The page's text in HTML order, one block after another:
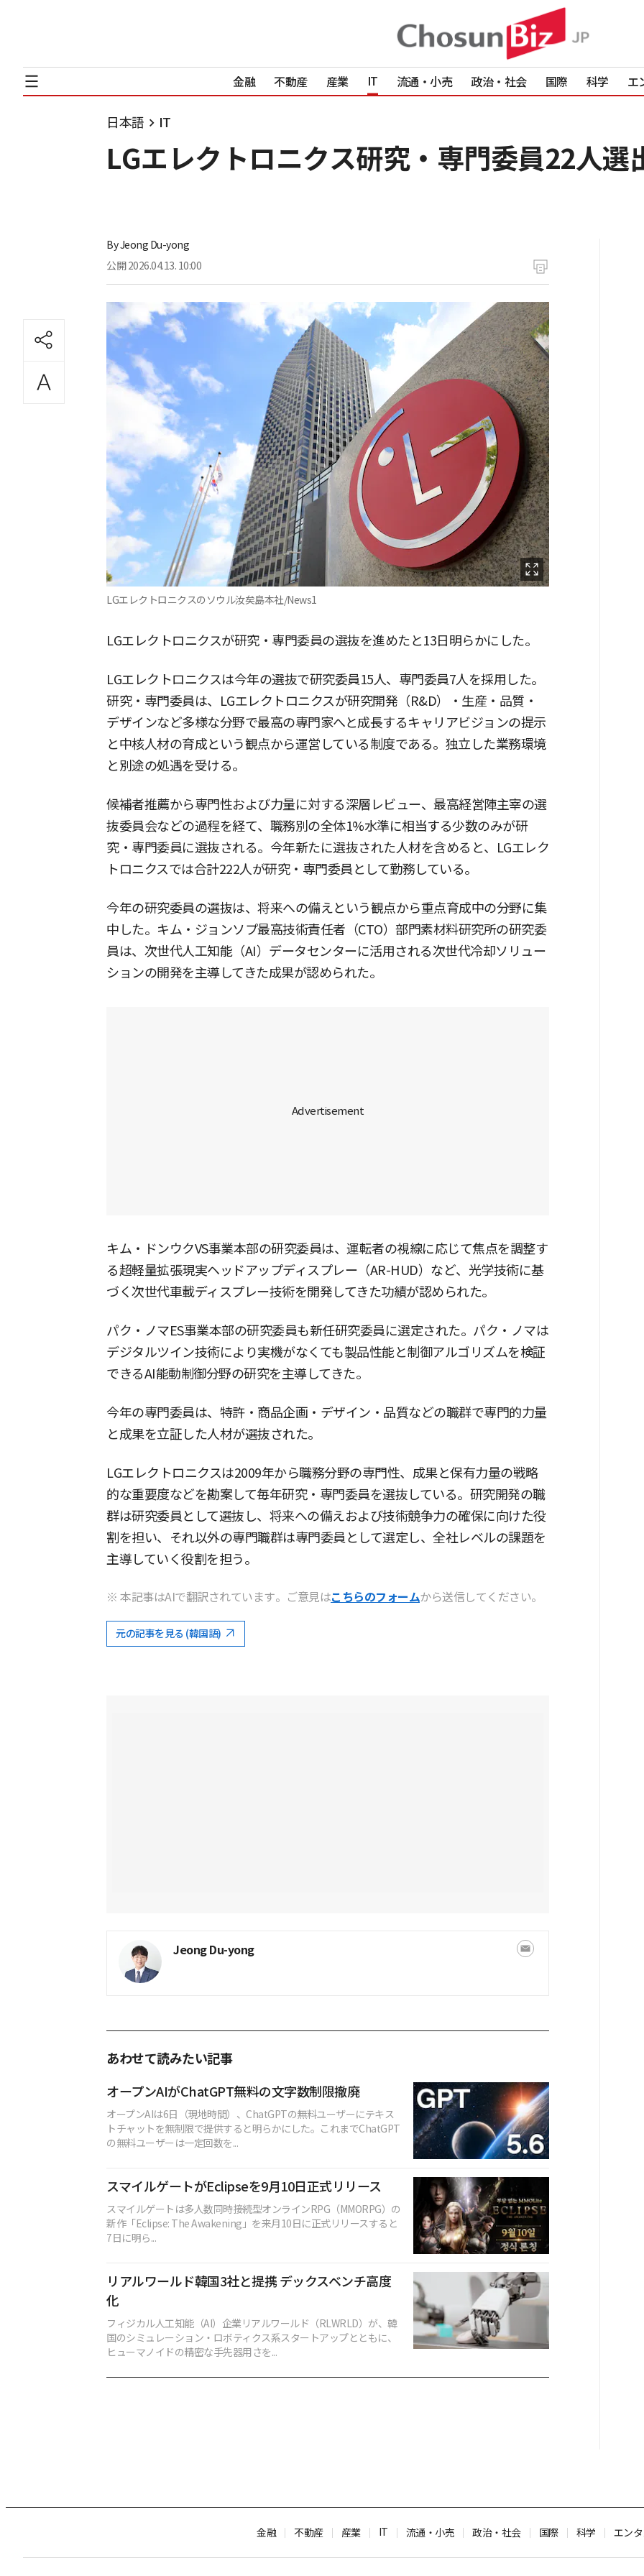
金融 不動産 産業 IT 流通・小売 政治・社会 国際 科学 エ
日本語 IT
LGエレクトロニクス研究・専門委員22人選
ByJeong Du-yong
公開 2026.04.13. 10:00
LGエレクトロニクスのソウル汝矣島本社/News1
LGエレクトロニクスが研究・専門委員の選抜を進めたと13日明らかにした。
LGエレクトロニクスは今年の選抜で研究委員15人、専門委員7人を採用した。
研究・専門委員は、LGエレクトロニクスが研究開発（R&D）・生産・品質・
デザインなど多様な分野で最高の専門家へと成長するキャリアビジョンの提示
と中核人材の育成という観点から運営している制度である。独立した業務環境
と別途の処遇を受ける。
候補者推薦から専門性および力量に対する深層レビュー、最高経営陣主宰の選
抜委員会などの過程を経て、職務別の全体1%水準に相当する少数のみが研
究・専門委員に選抜される。今年新たに選抜された人材を含めると、LGエレク
トロニクスでは合計222人が研究・専門委員として勤務している。
今年の研究委員の選抜は、将来への備えという観点から重点育成中の分野に集
中した。キム・ジョンソプ最高技術責任者（CTO）部門素材料研究所の研究委
員は、次世代人工知能（AI）データセンターに活用される次世代冷却ソリュー
ションの開発を主導してきた成果が認められた。
キム・ドンウクVS事業本部の研究委員は、運転者の視線に応じて焦点を調整す
る超軽量拡張現実ヘッドアップディスプレー（AR-HUD）など、光学技術に基
づく次世代車載ディスプレー技術を開発してきた功績が認められた。
パク・ノマES事業本部の研究委員も新任研究委員に選定された。パク・ノマは
デジタルツイン技術により実機がなくても製品性能と制御アルゴリズムを検証
できるAI能動制御分野の研究を主導してきた。
今年の専門委員は、特許・商品企画・デザイン・品質などの職群で専門的力量
と成果を立証した人材が選抜された。
LGエレクトロニクスは2009年から職務分野の専門性、成果と保有力量の戦略
的な重要度などを勘案して毎年研究・専門委員を選抜している。研究開発の職
群は研究委員として選抜し、将来への備えおよび技術競争力の確保に向けた役
割を担い、それ以外の専門職群は専門委員として選定し、全社レベルの課題を
主導していく役割を担う。
※ 本記事はAIで翻訳されています。ご意見はこちらのフォームから送信してください。
元の記事を見る (韓国語)
Jeong Du-yong
あわせて読みたい記事
オープンAIがChatGPT無料の文字数制限撤廃
オープンAIは6日（現地時間）、ChatGPTの無料ユーザーにテキス
トチャットを無制限で提供すると明らかにした。これまでChatGPT
の無料ユーザーは一定回数を...
スマイルゲートがEclipseを9月10日正式リリース
スマイルゲートは多人数同時接続型オンラインRPG（MMORPG）の
新作「Eclipse: The Awakening」を来月10日に正式リリースすると
7日に明ら...
リアルワールド韓国3社と提携 デックスベンチ高度
化
フィジカル人工知能（AI）企業リアルワールド（RLWRLD）が、韓
国のシミュレーション・ロボティクス系スタートアップとともに、
ヒューマノイドの精密な手先器用さを...
金融 不動産 産業 IT 流通・小売 政治・社会 国際 科学 エン